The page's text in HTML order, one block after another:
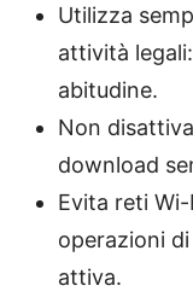
Utilizza
attività
abitudine.
Non
download
Evita reti
operazioni
attiva.